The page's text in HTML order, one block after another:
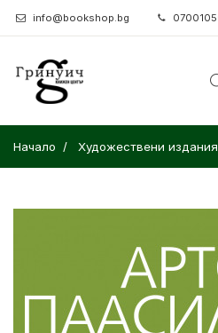
info@bookshop.bg
Начало Художествени издания